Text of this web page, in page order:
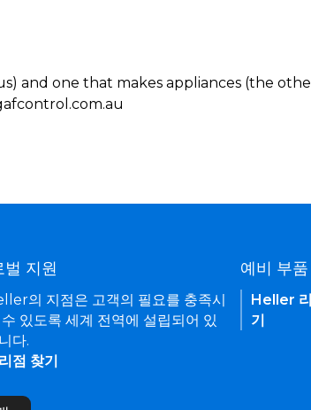
and one that makes appliances (the
벌 지원
의 지점은 고객의 필요를 충족시
있도록 세계 전역에 설립되어 있
다.
점 찾기
예비 부품
Heller
기